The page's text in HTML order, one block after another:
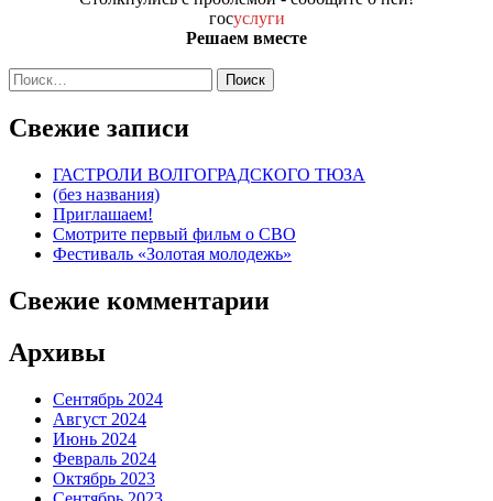
госуслуги
Решаем вместе
Найти:
Свежие записи
ГАСТРОЛИ ВОЛГОГРАДСКОГО ТЮЗА
(без названия)
Приглашаем!
Смотрите первый фильм о СВО
Фестиваль «Золотая молодежь»
Свежие комментарии
Архивы
Сентябрь 2024
Август 2024
Июнь 2024
Февраль 2024
Октябрь 2023